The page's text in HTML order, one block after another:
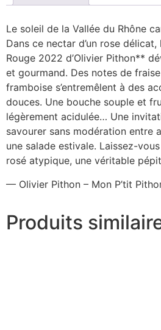
Le soleil de la Vallée du Rhône
Dans ce nectar d’un rose
Rouge 2022 d’Olivier Pithon**
et gourmand. Des notes de
framboise s’entremêlent à des
douces. Une bouche souple et
légèrement acidulée… Une
savourer sans modération entre
une salade estivale. Laissez-
rosé atypique, une véritable
— Olivier Pithon – Mon P’tit
Produits